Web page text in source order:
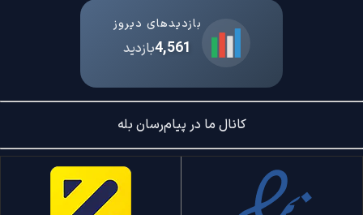
بازدیدهای دیروز
4,561بازدید
کانال ما در پیام‌رسان بله